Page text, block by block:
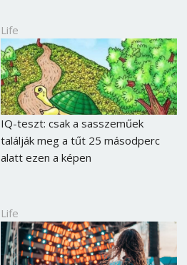
Life
IQ-teszt: csak a sasszeműek
találják meg a tűt 25 másodperc
alatt ezen a képen
Life